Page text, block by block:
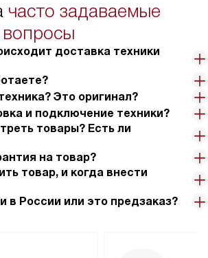
часто задаваемые
вопросы
доставка техники
Это оригинал?
и подключение техники?
товары? Есть ли
на товар?
товар, и когда внести
в России или это предзаказ?